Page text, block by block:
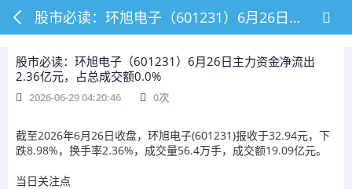
股市必读：环旭电子（601231）6月26日主力资金净流出2.36亿元，占总成交额0.0%
股市必读：环旭电子（601231）6月26日主力资金净流出
2.36亿元，占总成交额0.0%
2026-06-29 04:20:46 0次
截至2026年6月26日收盘，环旭电子(601231)报收于32.94元，下
跌8.98%，换手率2.36%，成交量56.4万手，成交额19.09亿元。
当日关注点